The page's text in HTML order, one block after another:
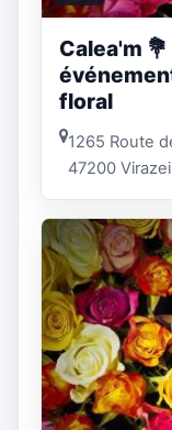
Calea'm
floral
1265 Route
47200